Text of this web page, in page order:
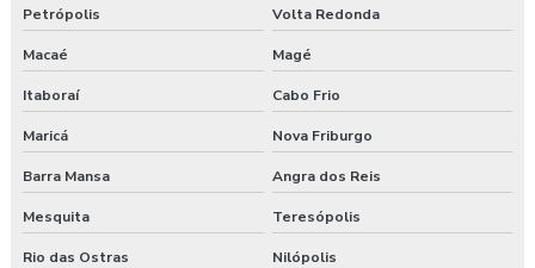
Clínica para fazer exame aso
Clínica de medicina do trabalho
Consultoria ambiental e segurança do trabalho
Consultoria empresarial paraná
Consultoria higiene ocupacional
Petrópolis Volta Redonda
Macaé Magé
Itaboraí Cabo Frio
Maricá Nova Friburgo
Barra Mansa Angra dos Reis
Mesquita Teresópolis
Rio das Ostras Nilópolis